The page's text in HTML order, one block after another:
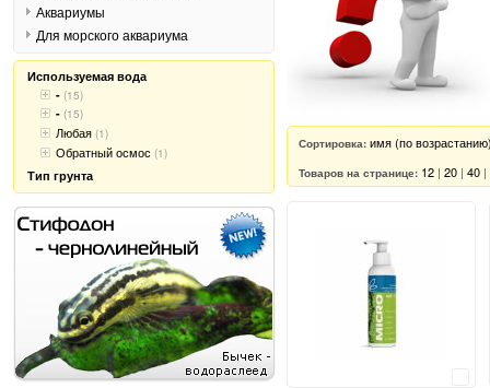
Сортировка: имя (по
Товаров на странице: 12 | 20 | 40 |
Аквариумы
Для морского аквариума
Используемая вода
- (15)
- (15)
Любая (1)
Обратный осмос (1)
Тип грунта